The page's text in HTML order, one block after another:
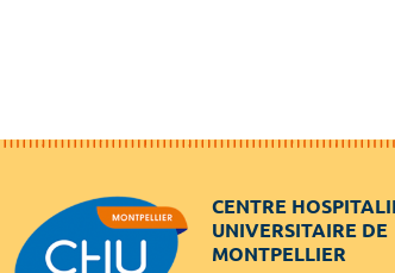
CENTRE
UNIVERSITAIRE DE
MONTPELLIER